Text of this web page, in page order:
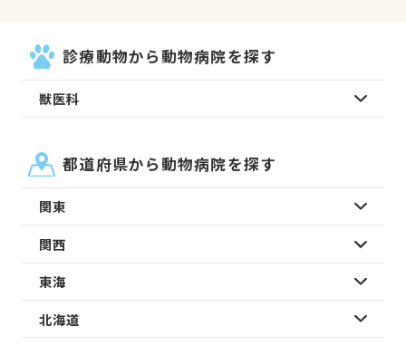
診療動物から動物病院を探す
獣医科
都道府県から動物病院を探す
関東
関西
東海
北海道